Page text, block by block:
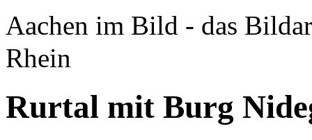
Aachen im Bild - das
Rhein
Rurtal mit Burg